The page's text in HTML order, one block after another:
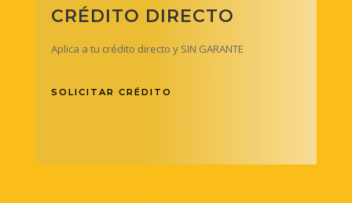
CRÉDITO DIRECTO
Aplica a tu crédito directo y SIN GARANTE
SOLICITAR CRÉDITO